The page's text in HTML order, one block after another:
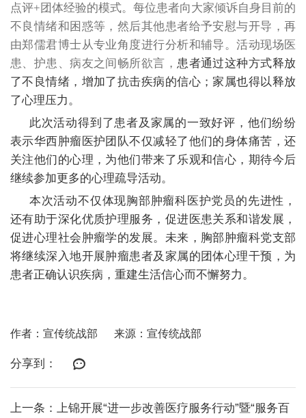
点评+团体经验的模式。每位患者向大家倾诉自身目前的
不良情绪和困惑等，然后其他患者给予安慰与开导，再
由郑儒君博士从专业角度进行分析和辅导。活动现场医
患、护患、病友之间畅所欲言， 患者通过这种方式释放
了不良情绪，增加了抗击疾病的信心；家属也得以释放
了心理压力。
此次活动得到了患者及家属的一致好评，他们纷纷
表示华西肿瘤医护团队不仅减轻了他们的身体痛苦，还
关注他们的心理，为他们带来了乐观和信心，期待今后
继续参加更多的心理疏导活动。
本次活动不仅体现胸部肿瘤科医护党员的先进性 ，
还有助于深化优质护理服务，促进医患关系和谐发展，
促进心理社会肿瘤学的发展。未来，胸部肿瘤科党支部
将继续深入地开展肿瘤患者及家属的团体心理干预，为
患者正确认识疾病，重建生活信心而不懈努力。
作者：宣传统战部 来源：宣传统战部
分享到：
上一条：上锦开展“进一步改善医疗服务行动”暨“服务百